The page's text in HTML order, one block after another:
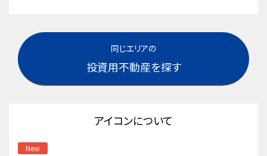
同じエリアの
投資用不動産を探す
アイコンについて
New